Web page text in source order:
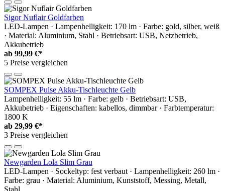
Sigor Nuflair Goldfarben
LED-Lampen · Lampenhelligkeit: 170 lm · Farbe: gold, silber, weiß
· Material: Aluminium, Stahl · Betriebsart: USB, Netzbetrieb,
Akkubetrieb
ab 99,99 €*
5 Preise vergleichen
SOMPEX Pulse Akku-Tischleuchte Gelb
Lampenhelligkeit: 55 lm · Farbe: gelb · Betriebsart: USB,
Akkubetrieb · Eigenschaften: kabellos, dimmbar · Farbtemperatur:
1800 K
ab 29,99 €*
3 Preise vergleichen
Newgarden Lola Slim Grau
LED-Lampen · Sockeltyp: fest verbaut · Lampenhelligkeit: 260 lm ·
Farbe: grau · Material: Aluminium, Kunststoff, Messing, Metall,
Stahl